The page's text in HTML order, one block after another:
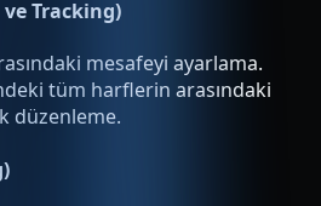
ve Tracking)
mesafeyi ayarlama.
tüm harflerin arasındaki
düzenleme.